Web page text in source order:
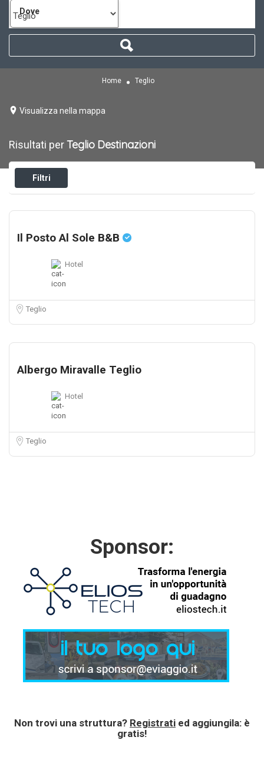
Dove
Home Teglio
Visualizza nella mappa
Risultati perTeglio Destinazioni
Filtri
Il Posto Al Sole B&B
Hotel
Teglio
Albergo Miravalle Teglio
Hotel
Teglio
Sponsor:
Non trovi una struttura? Registrati ed aggiungila: è
gratis!